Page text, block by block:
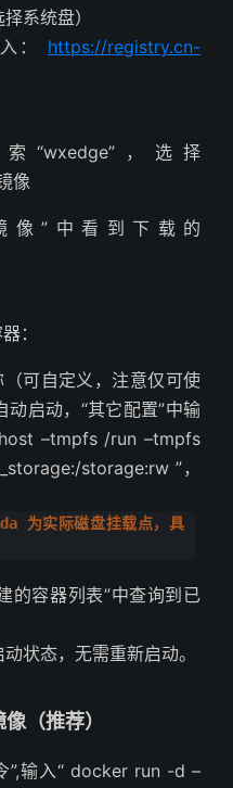
系统盘）
： https://registry.cn-
，选择
像
像”中看到下载的
：
可自定义，注意仅可使
启动，“其它配置”中输
–tmpfs /run –tmpfs
storage:rw ”，
为实际磁盘挂载点，具
的容器列表”中查询到已
状态，无需重新启动。
（推荐）
”,输入“ docker run -d –